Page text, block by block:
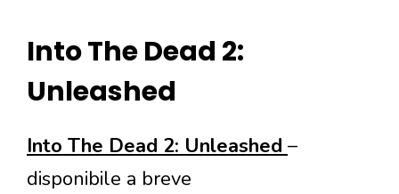
Into The Dead 2:
Unleashed
Into The Dead 2: Unleashed –
disponibile a breve